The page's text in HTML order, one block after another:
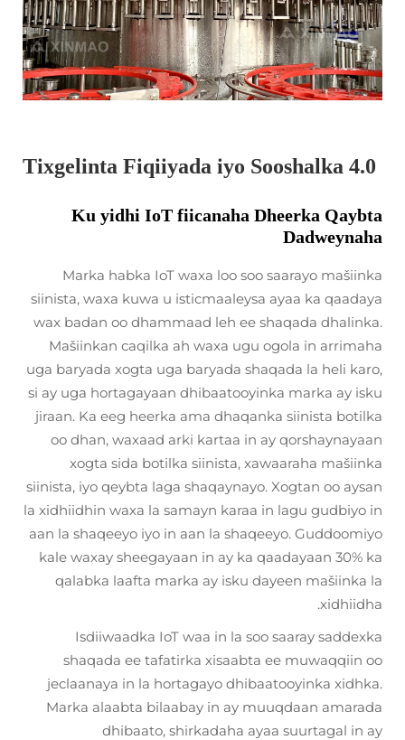
Tixgelinta Fiqiiyada iyo Sooshalka 4.0
Ku yidhi IoT fiicanaha Dheerka Qaybta
Dadweynaha
Marka habka IoT waxa loo soo saarayo mašiinka
siinista, waxa kuwa u isticmaaleysa ayaa ka qaadaya
wax badan oo dhammaad leh ee shaqada dhalinka.
Mašiinkan caqilka ah waxa ugu ogola in arrimaha
uga baryada xogta uga baryada shaqada la heli karo,
si ay uga hortagayaan dhibaatooyinka marka ay isku
jiraan. Ka eeg heerka ama dhaqanka siinista botilka
oo dhan, waxaad arki kartaa in ay qorshaynayaan
xogta sida botilka siinista, xawaaraha mašiinka
siinista, iyo qeybta laga shaqaynayo. Xogtan oo aysan
la xidhiidhin waxa la samayn karaa in lagu gudbiyo in
aan la shaqeeyo iyo in aan la shaqeeyo. Guddoomiyo
kale waxay sheegayaan in ay ka qaadayaan 30% ka
qalabka laafta marka ay isku dayeen mašiinka la
xidhiidha.
Isdiiwaadka IoT waa in la soo saaray saddexka
shaqada ee tafatirka xisaabta ee muwaqqiin oo
jeclaanaya in la hortagayo dhibaatooyinka xidhka.
Marka alaabta bilaabay in ay muuqdaan amarada
dhibaato, shirkadaha ayaa suurtagal in ay